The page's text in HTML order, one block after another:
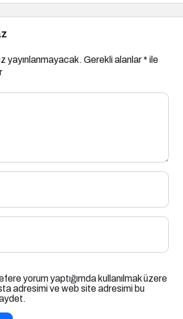
yayınlanmayacak. Gerekli alanlar* ile
yorum yaptığımda kullanılmak üzere
adresimi ve web site adresimi bu